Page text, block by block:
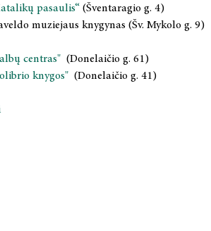
pasaulis“ (Šventaragio g. 4)
muziejaus knygynas (Šv. Mykolo g. 9)
centras" (Donelaičio g. 61)
knygos" (Donelaičio g. 41)